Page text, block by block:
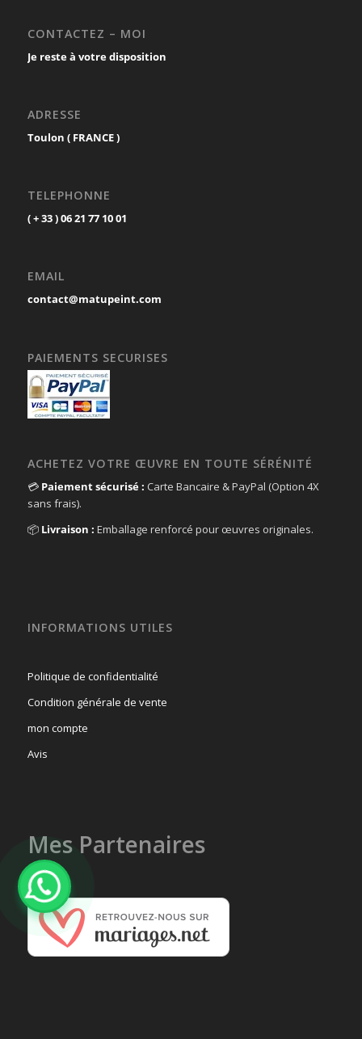
CONTACTEZ – MOI
Je reste à votre disposition
ADRESSE
Toulon ( FRANCE )
TELEPHONNE
( + 33 ) 06 21 77 10 01
EMAIL
contact@matupeint.com
PAIEMENTS SECURISES
ACHETEZ VOTRE ŒUVRE EN TOUTE SÉRÉNITÉ
💳 Paiement sécurisé : Carte Bancaire & PayPal (Option 4X
sans frais).
📦 Livraison : Emballage renforcé pour œuvres originales.
INFORMATIONS UTILES
Politique de confidentialité
Condition générale de vente
mon compte
Avis
Mes Partenaires